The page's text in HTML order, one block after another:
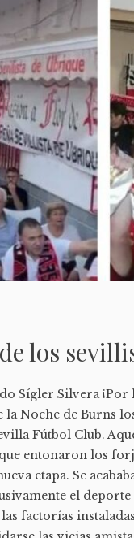
los
Sígler Silvera
Noche de Burns
Fútbol Club.
entonaron los
etapa. Se
el
factorías